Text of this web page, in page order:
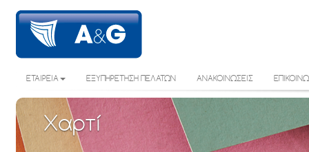
ΕΤΑΙΡΕΙΑ ΕΞΥΠΗΡΕΤΗΣΗ ΠΕΛΑΤΩΝ ΑΝΑΚΟΙΝΩΣΕΙΣ
Χαρτί